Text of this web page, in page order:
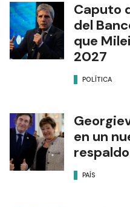
Caputo
del
que
2027
POLÍTICA
en un
PAÍS